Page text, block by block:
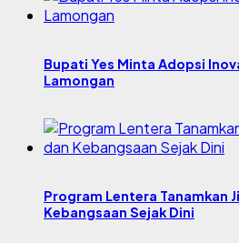
Bupati Yes Minta Adopsi
Lamongan
Program Lentera Tanamkan
Kebangsaan Sejak Dini